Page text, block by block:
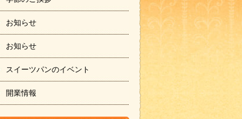
お知らせ
お知らせ
スイーツパンのイベント
開業情報